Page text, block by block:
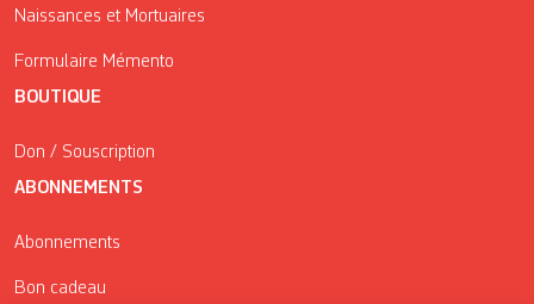
Naissances et Mortuaires
Formulaire Mémento
BOUTIQUE
Don / Souscription
ABONNEMENTS
Abonnements
Bon cadeau